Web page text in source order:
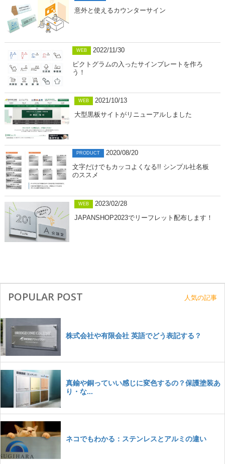
意外と使えるカウンターサイン
WEB
2022/11/30
ピクトグラムの入ったサインプレートを作ろ
う！
WEB
2021/10/13
大型黒板サイトがリニューアルしました
PRODUCT
2020/08/20
文字だけでもカッコよくなる!! シンプル社名板
のススメ
WEB
2023/02/28
JAPANSHOP2023でリーフレット配布します！
POPULAR POST 人気の記事